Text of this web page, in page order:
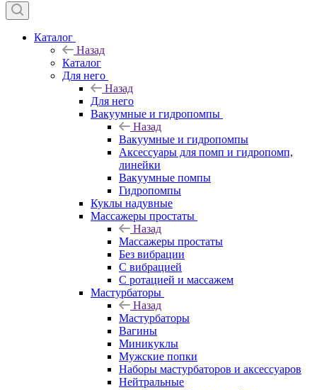
Каталог
Назад
Каталог
Для него
Назад
Для него
Вакуумные и гидропомпы
Назад
Вакуумные и гидропомпы
Аксессуары для помп и гидропомп,
линейки
Вакуумные помпы
Гидропомпы
Куклы надувные
Массажеры простаты
Назад
Массажеры простаты
Без вибрации
С вибрацией
С ротацией и массажем
Мастурбаторы
Назад
Мастурбаторы
Вагины
Миникуклы
Мужские попки
Наборы мастурбаторов и аксессуаров
Нейтральные